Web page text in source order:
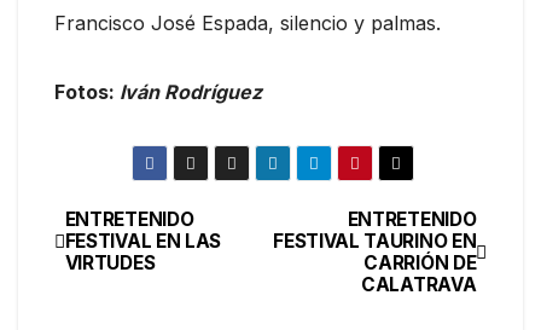
Francisco José Espada, silencio y palmas.
Fotos: Iván Rodríguez
ENTRETENIDO
FESTIVAL TAURINO EN
CARRIÓN DE
CALATRAVA
ENTRETENIDO
FESTIVAL EN LAS
VIRTUDES